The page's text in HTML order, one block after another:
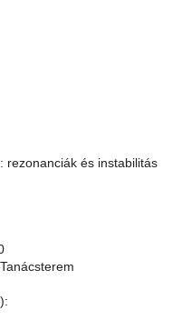
rezonanciák és instabilitás